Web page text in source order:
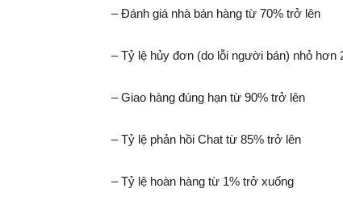
– Đánh giá nhà bán hàng từ 70% trở lên
– Tỷ lệ hủy đơn (do lỗi người bán) nhỏ hơn
– Giao hàng đúng hạn từ 90% trở lên
– Tỷ lệ phản hồi Chat từ 85% trở lên
– Tỷ lệ hoàn hàng từ 1% trở xuống